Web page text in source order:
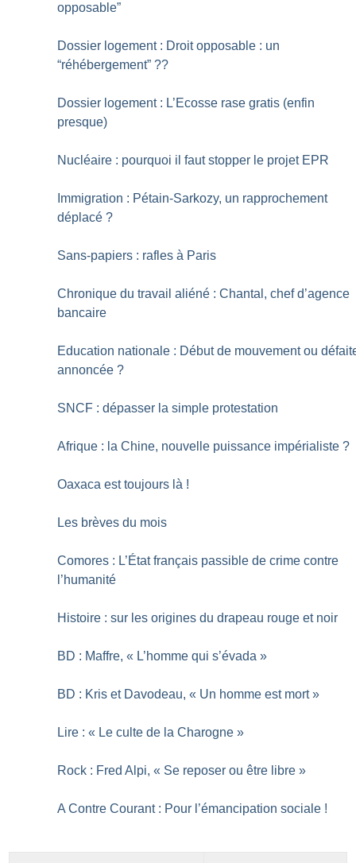
opposable”
Dossier logement : Droit opposable : un
“réhébergement” ??
Dossier logement : L’Ecosse rase gratis (enfin
presque)
Nucléaire : pourquoi il faut stopper le projet EPR
Immigration : Pétain-Sarkozy, un rapprochement
déplacé ?
Sans-papiers : rafles à Paris
Chronique du travail aliéné : Chantal, chef d’agence
bancaire
Education nationale : Début de mouvement ou
annoncée ?
SNCF : dépasser la simple protestation
Afrique : la Chine, nouvelle puissance impérialiste ?
Oaxaca est toujours là !
Les brèves du mois
Comores : L’État français passible de crime contre
l’humanité
Histoire : sur les origines du drapeau rouge et noir
BD : Maffre, « L’homme qui s’évada »
BD : Kris et Davodeau, « Un homme est mort »
Lire : « Le culte de la Charogne »
Rock : Fred Alpi, « Se reposer ou être libre »
A Contre Courant : Pour l’émancipation sociale !